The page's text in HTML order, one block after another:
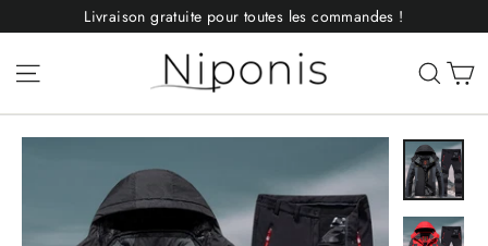
au
contenu
Livraison gratuite pour toutes les commandes !